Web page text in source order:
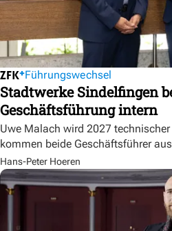
Führungswechsel
Stadtwerke Sindelfingen
Geschäftsführung intern
Uwe Malach wird 2027
kommen beide Geschäftsführer
Hans-Peter Hoeren